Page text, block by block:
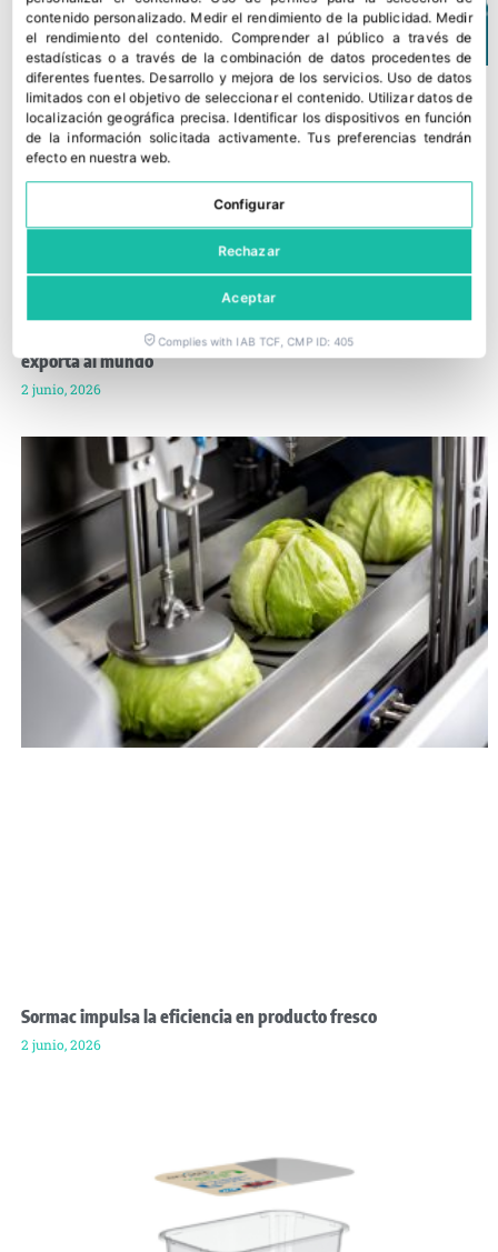
El ‘músculo oculto’ del campo español factura 1.635 millones y
exporta al mundo
2 junio, 2026
Sormac impulsa la eficiencia en producto fresco
2 junio, 2026
contenido personalizado. Medir el rendimiento de la publicidad. Medir
el rendimiento del contenido.Comprender al público a través de
estadísticas o a través de la combinación de datos procedentes de
diferentes fuentes. Desarrollo y mejora de los servicios. Uso de datos
limitados con el objetivo de seleccionar el contenido. Utilizar datos de
localización geográfica precisa. Identificar los dispositivos en función
de la información solicitada activamente.Tus preferencias tendrán
efecto en nuestra web.
Configurar
Rechazar
Aceptar
Complies with IAB TCF, CMP ID: 405